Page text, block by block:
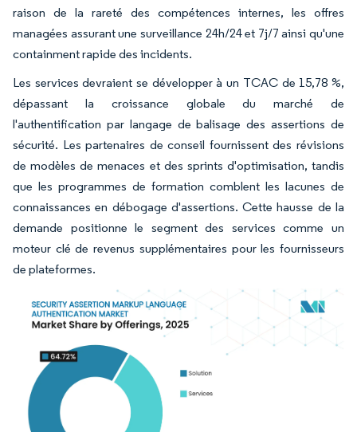
raison de la rareté des compétences internes, les offres
managées assurant une surveillance 24h/24 et 7j/7 ainsi qu'une
containment rapide des incidents.
Les services devraient se développer à un TCAC de 15,78 %,
dépassant la croissance globale du marché de
l'authentification par langage de balisage des assertions de
sécurité. Les partenaires de conseil fournissent des révisions
de modèles de menaces et des sprints d'optimisation, tandis
que les programmes de formation comblent les lacunes de
connaissances en débogage d'assertions. Cette hausse de la
demande positionne le segment des services comme un
moteur clé de revenus supplémentaires pour les fournisseurs
de plateformes.